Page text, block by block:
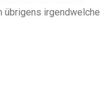
übrigens irgendwelche